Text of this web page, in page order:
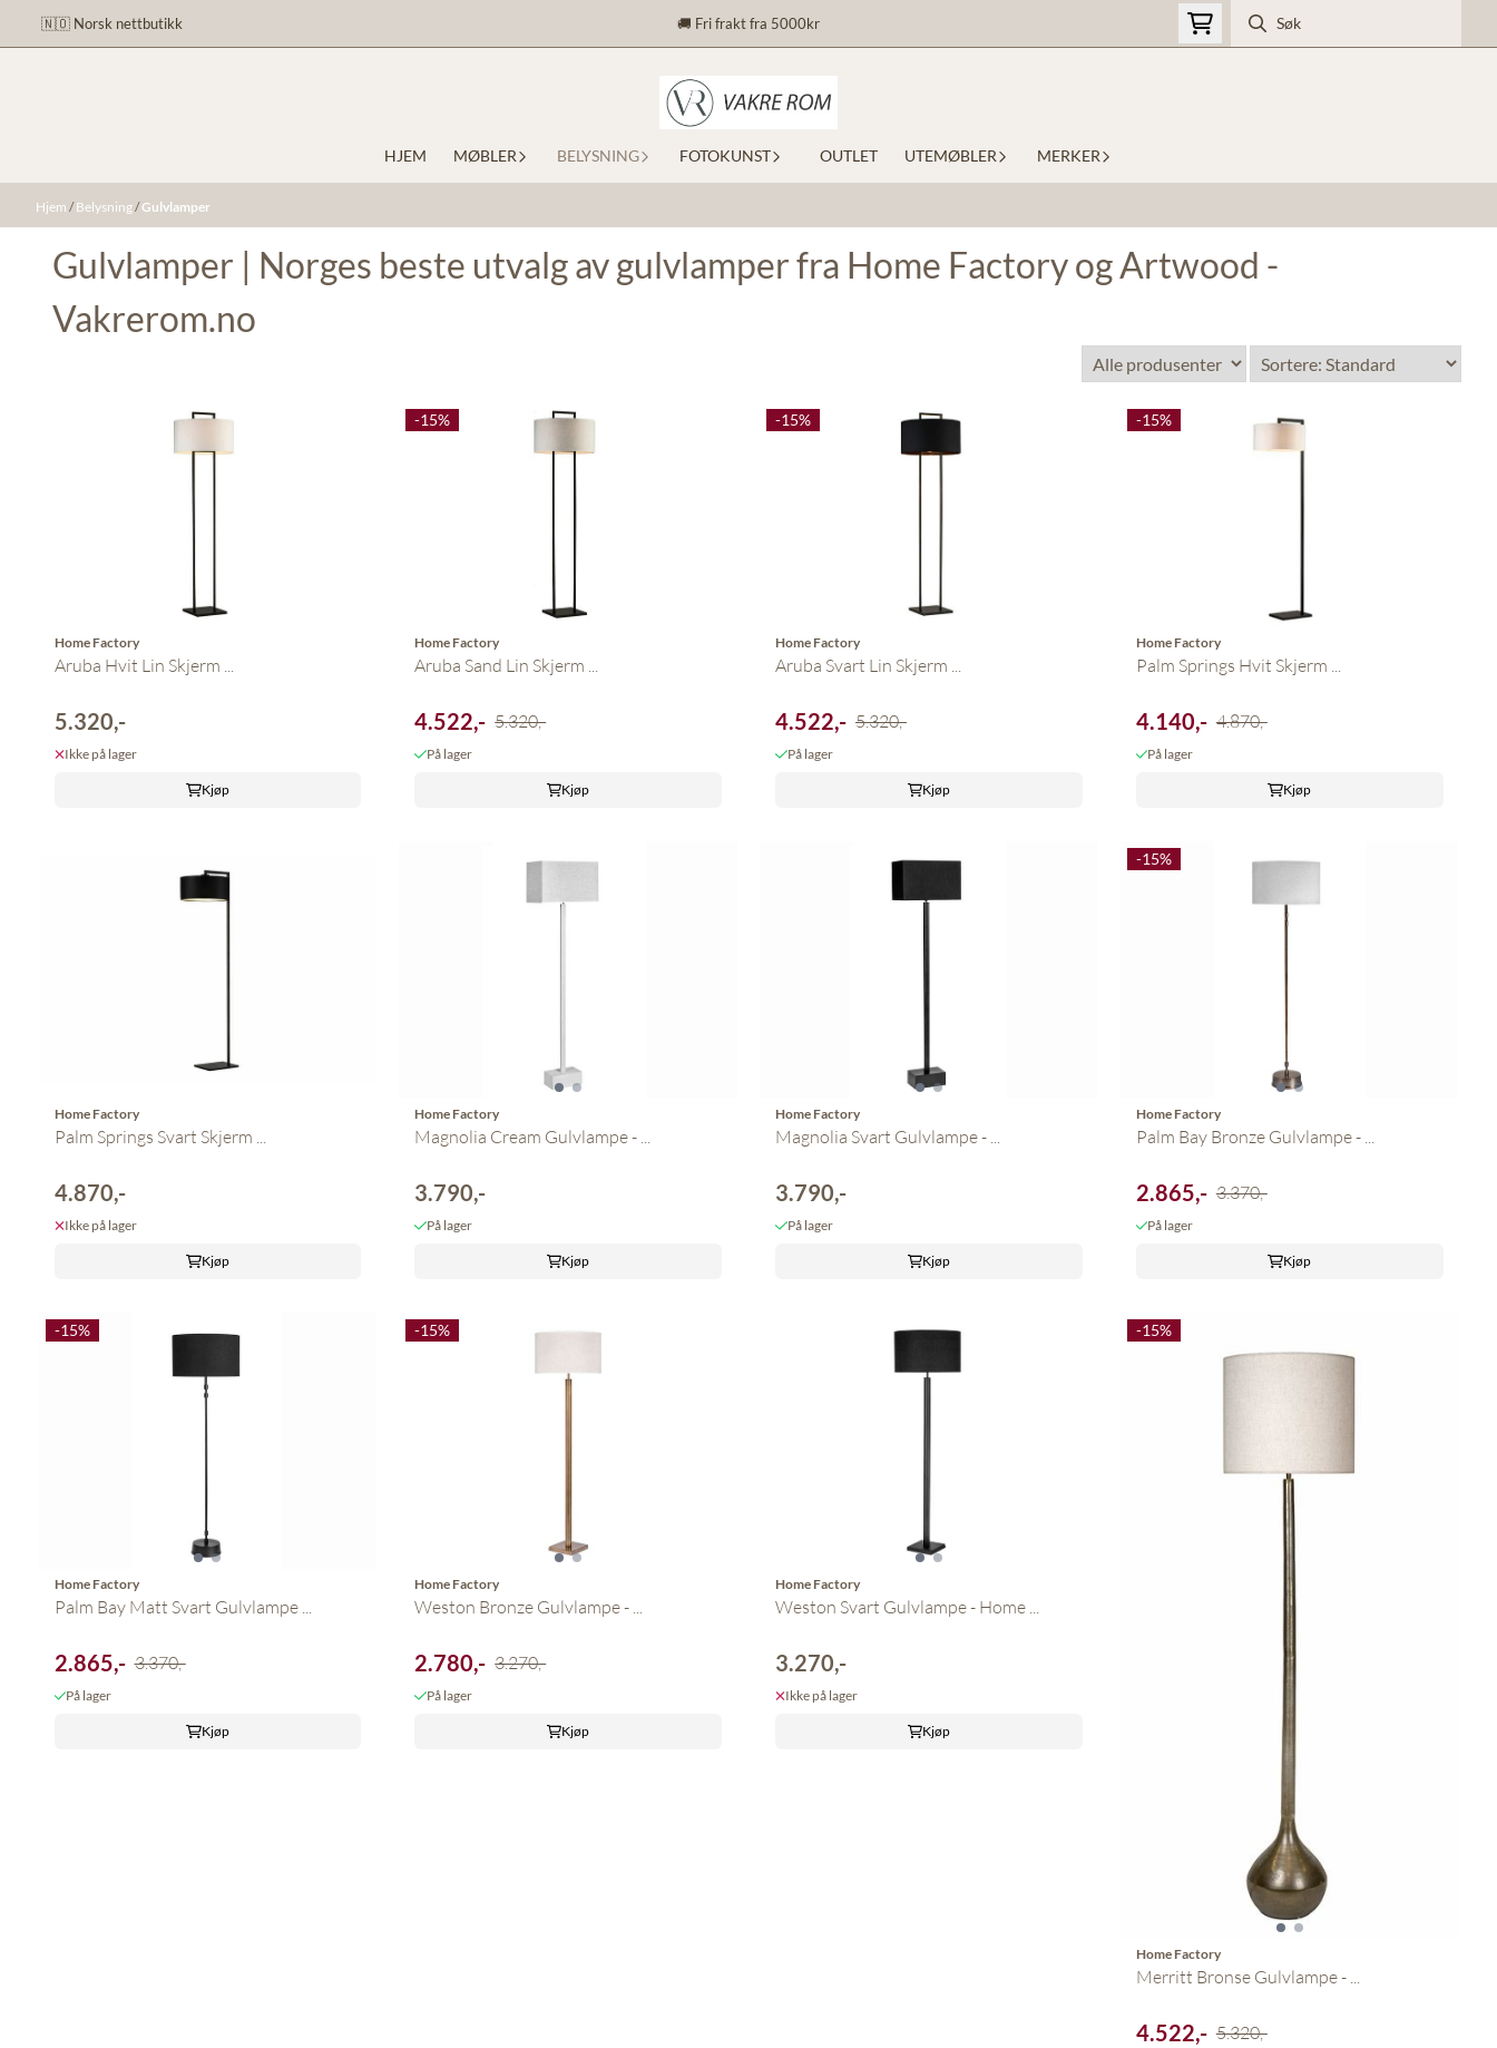
Hopp til innhold
🇳🇴 Norsk nettbutikk 🚚 Fri frakt fra 5000kr
HJEM MØBLER BELYSNING FOTOKUNST OUTLET UTEMØBLER MERKER
Hjem /Belysning/Gulvlamper
Gulvlamper | Norges beste utvalg av gulvlamper fra Home Factory og Artwood -
Vakrerom.no
Home Factory
Aruba Hvit Lin Skjerm ...
5.320,-
Ikke på lager
Kjøp
-15%
Home Factory
Aruba Sand Lin Skjerm ...
4.522,- 5.320,-
På lager
Kjøp
-15%
Home Factory
Aruba Svart Lin Skjerm ...
4.522,- 5.320,-
På lager
Kjøp
-15%
Home Factory
Palm Springs Hvit Skjerm ...
4.140,- 4.870,-
På lager
Kjøp
Home Factory
Palm Springs Svart Skjerm ...
4.870,-
Ikke på lager
Kjøp
Home Factory
Magnolia Cream Gulvlampe - ...
3.790,-
På lager
Kjøp
Home Factory
Magnolia Svart Gulvlampe - ...
3.790,-
På lager
Kjøp
-15%
Home Factory
Palm Bay Bronze Gulvlampe - ...
2.865,- 3.370,-
På lager
Kjøp
-15%
Home Factory
Palm Bay Matt Svart Gulvlampe ...
2.865,- 3.370,-
På lager
Kjøp
-15%
Home Factory
Weston Bronze Gulvlampe - ...
2.780,- 3.270,-
På lager
Kjøp
Home Factory
Weston Svart Gulvlampe - Home ...
3.270,-
Ikke på lager
Kjøp
-15%
Home Factory
Merritt Bronse Gulvlampe - ...
4.522,- 5.320,-